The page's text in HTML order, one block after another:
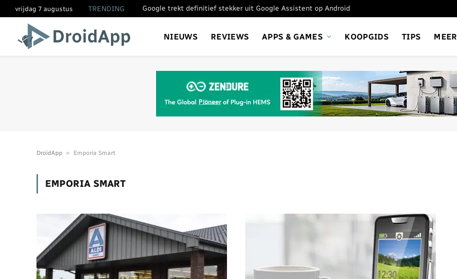
vrijdag 7 augustus TRENDING Google trekt definitief stekker uit Google Assistent op Android
NIEUWS REVIEWS APPS & GAMES KOOPGIDS TIPS MEER
DroidApp » Emporia Smart
EMPORIA SMART